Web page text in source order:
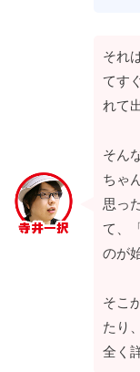
それ
てす
れて
そん
ちゃ
思っ
て、
のが
そこ
たり
全く